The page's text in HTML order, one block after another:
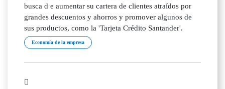
busca d e aumentar su cartera de clientes atraídos por
grandes descuentos y ahorros y promover algunos de
sus productos, como la 'Tarjeta Crédito Santander'.
Economía de la empresa